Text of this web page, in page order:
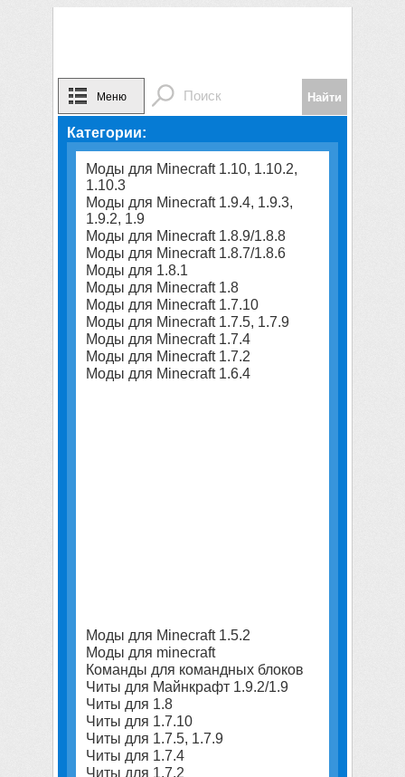
Меню
Категории:
Моды для Minecraft 1.10, 1.10.2,
1.10.3
Моды для Minecraft 1.9.4, 1.9.3,
1.9.2, 1.9
Моды для Minecraft 1.8.9/1.8.8
Моды для Minecraft 1.8.7/1.8.6
Моды для 1.8.1
Моды для Minecraft 1.8
Моды для Minecraft 1.7.10
Моды для Minecraft 1.7.5, 1.7.9
Моды для Minecraft 1.7.4
Моды для Minecraft 1.7.2
Моды для Minecraft 1.6.4
Моды для Minecraft 1.5.2
Моды для minecraft
Команды для командных блоков
Читы для Майнкрафт 1.9.2/1.9
Читы для 1.8
Читы для 1.7.10
Читы для 1.7.5, 1.7.9
Читы для 1.7.4
Читы для 1.7.2